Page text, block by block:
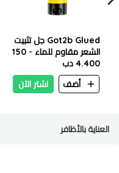
Got2b Glued جل تثبيت
الشعر مقاوم للماء - 150
مل
4.400 دب
أضف
اشتر الآن
العناية بالأظافر